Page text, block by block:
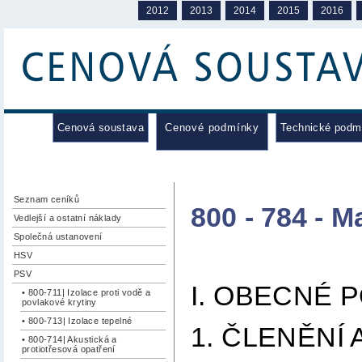
2012 2013 2014 2015 2016
Cenová soustava Cenové podmínky Technické
Seznam ceníků
Vedlejší a ostatní náklady
Společná ustanovení
HSV
PSV
• 800-711| Izolace proti vodě a
povlakové krytiny
• 800-713| Izolace tepelné
• 800-714| Akustická a
protiotřesová opatření
800 - 784 -
I. OBECNÉ
1. ČLENĚNÍ